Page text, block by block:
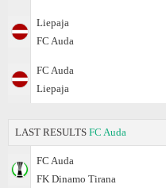
Liepaja
FC Auda
FC Auda
Liepaja
LAST RESULTS FC Auda
FC Auda
FK Dinamo Tirana